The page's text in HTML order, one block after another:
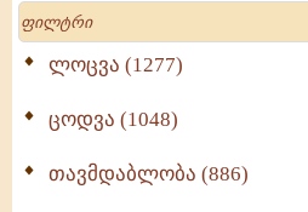
Search
ლოცვა (1277)
ცოდვა (1048)
თავმდაბლობა (886)